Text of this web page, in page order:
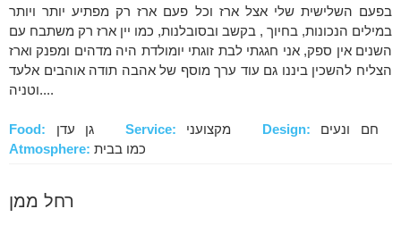
בפעם השלישית שלי אצל ארז וכל פעם ארז רק מפתיע יותר ויותר
במילים הנכונות, בחיוך , בקשב ובסובלנות, כמו יין ארז רק משתבח עם
השנים אין ספק, אני חגגתי לבת זוגתי יומולדת היה מדהים ומפנק וארז
הצליח להשכין ביננו גם עוד ערך מוסף של אהבה תודה אוהבים אלעד
וטניה....
Food: Service: Design:
Atmosphere: כמו בבית
רחל ממן